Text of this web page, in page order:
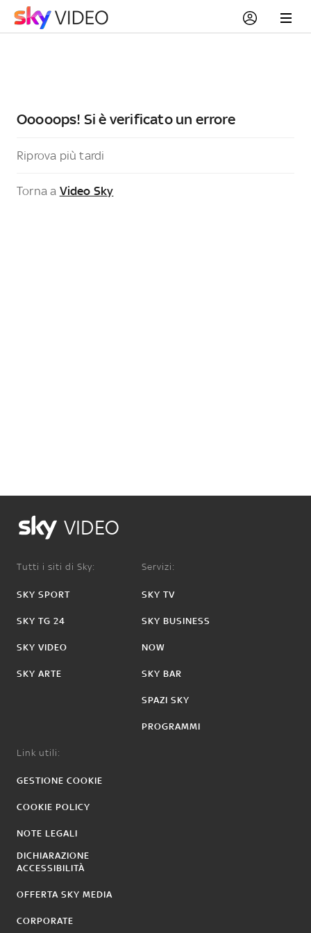
Ooooops! Si è verificato un errore
Riprova più tardi
Torna a Video Sky
VIDEO
Tutti i siti di Sky:
SKY SPORT
SKY TG 24
SKY VIDEO
SKY ARTE
Servizi:
SKY TV
SKY BUSINESS
NOW
SKY BAR
SPAZI SKY
PROGRAMMI
Link utili:
GESTIONE COOKIE
COOKIE POLICY
NOTE LEGALI
DICHIARAZIONE
ACCESSIBILITÀ
OFFERTA SKY MEDIA
CORPORATE